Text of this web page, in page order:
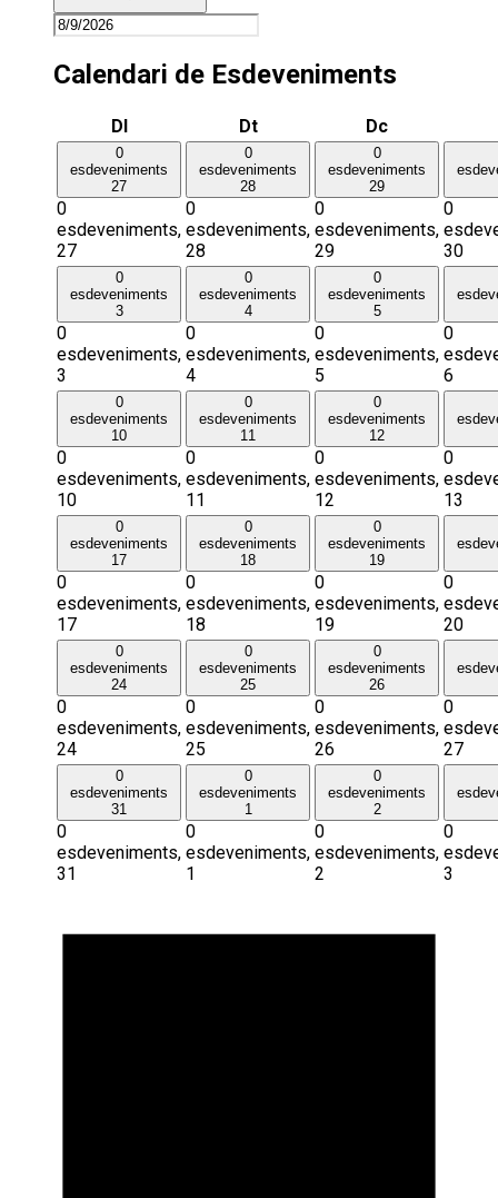
Calendari de Esdeveniments
DlDilluns DtDimarts DcDimecres
0
esdeveniments
27
0
esdeveniments,
27
0
esdeveniments
28
0
esdeveniments,
28
0
esdeveniments
29
0
esdeveniments,
29
0
30
0
esdeveniments
3
0
esdeveniments,
3
0
esdeveniments
4
0
esdeveniments,
4
0
esdeveniments
5
0
esdeveniments,
5
0
6
0
esdeveniments
10
0
esdeveniments,
10
0
esdeveniments
11
0
esdeveniments,
11
0
esdeveniments
12
0
esdeveniments,
12
0
13
0
esdeveniments
17
0
esdeveniments,
17
0
esdeveniments
18
0
esdeveniments,
18
0
esdeveniments
19
0
esdeveniments,
19
0
20
0
esdeveniments
24
0
esdeveniments,
24
0
esdeveniments
25
0
esdeveniments,
25
0
esdeveniments
26
0
esdeveniments,
26
0
27
0
esdeveniments
31
0
esdeveniments,
31
0
esdeveniments
1
0
esdeveniments,
1
0
esdeveniments
2
0
esdeveniments,
2
0
3